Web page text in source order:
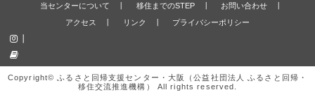
当センターについて 移住までのSTEP
お問い合わせ
アクセス
リンク プライバシーポリシー
Copyright© ふるさと回帰支援センター・大阪（公益社団法人 ふるさと回帰・
移住交流推進機構） All rights reserved.